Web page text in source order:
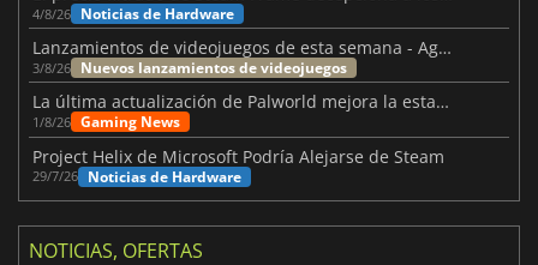
4/8/26 Noticias de Hardware
Lanzamientos de videojuegos de esta semana - Agosto de 2026 (semana 32)
3/8/26 Nuevos lanzamientos de videojuegos
La última actualización de Palworld mejora la estabilidad
1/8/26 Gaming News
Project Helix de Microsoft Podría Alejarse de Steam
29/7/26 Noticias de Hardware
NOTICIAS, OFERTAS